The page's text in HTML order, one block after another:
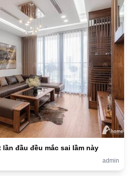
đầu đều mắc sai lầm này
admin